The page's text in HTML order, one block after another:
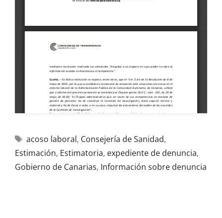
acoso laboral, Consejería de Sanidad,
Estimación, Estimatoria, expediente de denuncia,
Gobierno de Canarias, Información sobre denuncia